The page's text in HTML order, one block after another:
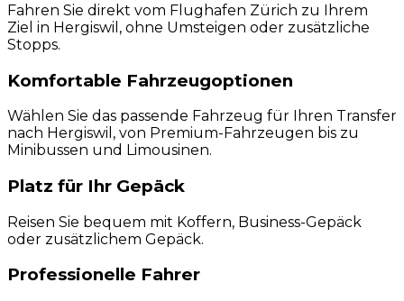
Fahren Sie direkt vom Flughafen Zürich zu Ihrem
Ziel in Hergiswil, ohne Umsteigen oder zusätzliche
Stopps.
Komfortable Fahrzeugoptionen
Wählen Sie das passende Fahrzeug für Ihren Transfer
nach Hergiswil, von Premium-Fahrzeugen bis zu
Minibussen und Limousinen.
Platz für Ihr Gepäck
Reisen Sie bequem mit Koffern, Business-Gepäck
oder zusätzlichem Gepäck.
Professionelle Fahrer